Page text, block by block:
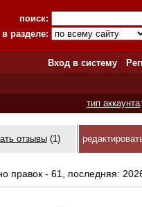
поиск:
в разделе:
Вход в систему
тип аккаунта
отзывы(1)
правок - 61, последняя: